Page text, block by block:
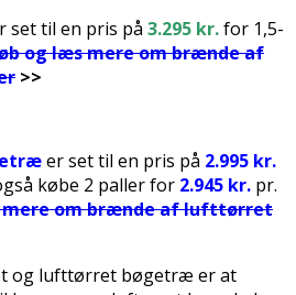
set til en pris på 3.295 kr.for 1,5-
og læs mere om brænde af
>>
er set til en pris på 2.995 kr.
købe 2 paller for 2.945 kr. pr.
mere om brænde af lufttørret
og lufttørret bøgetræ er at